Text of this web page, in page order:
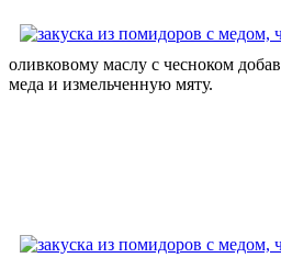
оливковому маслу с чесноком
меда и измельченную мяту.